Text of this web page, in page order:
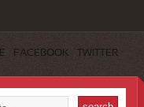
FACEBOOK TWITTER